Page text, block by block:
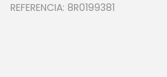
REFERENCIA: 8R0199381